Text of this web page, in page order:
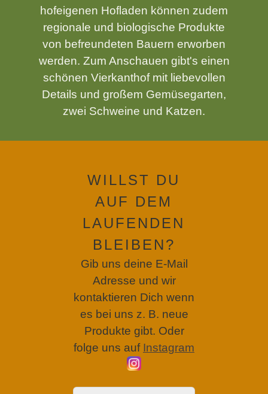
hofeigenen Hofladen können zudem
regionale und biologische Produkte
von befreundeten Bauern erworben
werden. Zum Anschauen gibt's einen
schönen Vierkanthof mit liebevollen
Details und großem Gemüsegarten,
zwei Schweine und Katzen.
WILLST DU
AUF DEM
LAUFENDEN
BLEIBEN?
Gib uns deine E-Mail
Adresse und wir
kontaktieren Dich wenn
es bei uns z. B. neue
Produkte gibt. Oder
folge uns auf Instagram